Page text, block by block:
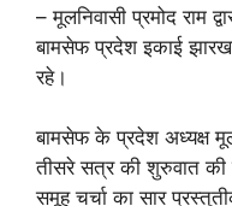
– मूलनिवासी प्रमोद राम
बामसेफ प्रदेश इकाई
रहे।
बामसेफ के प्रदेश अध्यक्ष
तीसरे सत्र की शुरुवात की
समूह चर्चा का सार